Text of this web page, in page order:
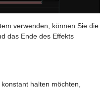
verwenden, können Sie die
das Ende des Effekts
halten möchten,